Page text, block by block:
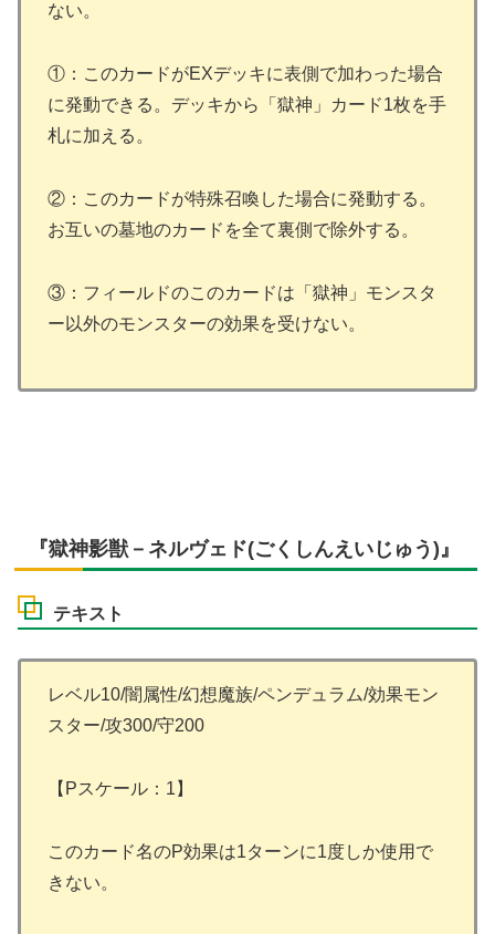
ない。
①：このカードがEXデッキに表側で加わった場合
に発動できる。デッキから「獄神」カード1枚を手
札に加える。
②：このカードが特殊召喚した場合に発動する。
お互いの墓地のカードを全て裏側で除外する。
③：フィールドのこのカードは「獄神」モンスタ
ー以外のモンスターの効果を受けない。
『獄神影獣－ネルヴェド(ごくしんえいじゅう)』
テキスト
レベル10/闇属性/幻想魔族/ペンデュラム/効果モン
スター/攻300/守200
【Pスケール：1】
このカード名のP効果は1ターンに1度しか使用で
きない。